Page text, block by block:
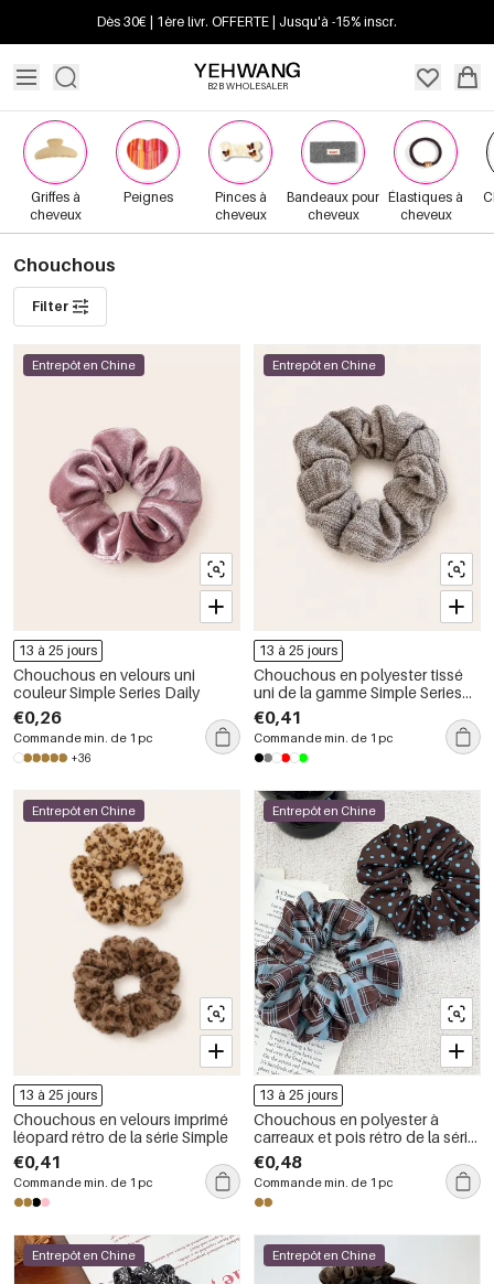
Dès 30€ | 1ère livr. OFFERTE | Jusqu'à -15% inscr.
B2B WHOLESALER
Griffes à
cheveux
Peignes
Pinces à
cheveux
Bandeaux pour
cheveux
Élastiques à
cheveux
Chouchous
Filter
Entrepôt en Chine
13 à 25 jours
Chouchous en velours uni
couleur Simple Series Daily
€0,26
Commande min. de 1 pc
+36
Entrepôt en Chine
13 à 25 jours
Chouchous en polyester tissé
uni de la gamme Simple Series
Daily
€0,41
Commande min. de 1 pc
Entrepôt en Chine
13 à 25 jours
Chouchous en velours imprimé
léopard rétro de la série Simple
€0,41
Commande min. de 1 pc
Entrepôt en Chine
13 à 25 jours
Chouchous en polyester à
carreaux et pois rétro de la série
Simple
€0,48
Commande min. de 1 pc
Entrepôt en Chine Entrepôt en Chine